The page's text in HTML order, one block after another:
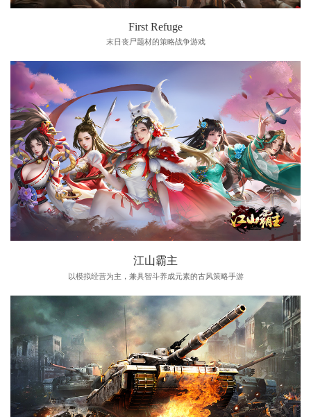
First Refuge
末日丧尸题材的策略战争游戏
江山霸主
以模拟经营为主，兼具智斗养成元素的古风策略手游